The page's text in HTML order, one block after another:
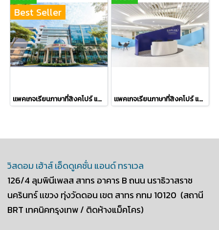
Best Seller
เเพคเกจเรียนภาษาที่สิงคโปร์ แบบเดี่ยว 4 สัปดาห์ MDIS เเพคเกจเรียนภาษาที่สิงคโปร์ แบบเดี่ยว 3 สัปดาห์ KAPLAN ไม่ต้องขอวีซ่า
วิสดอม เฮ้าส์ เอ็ดดูเคชั่น แอนด์ ทราเวล
126/4 ลุมพินีเพลส สาทร อาคาร Bถนน นราธิวาสราช
นครินทร์ เเขวง ทุ่งวัดดอน เขต สาทร กทม 10120 (สถานี
BRT เทคนิคกรุงเทพ / ติดห้างแม็คโคร)